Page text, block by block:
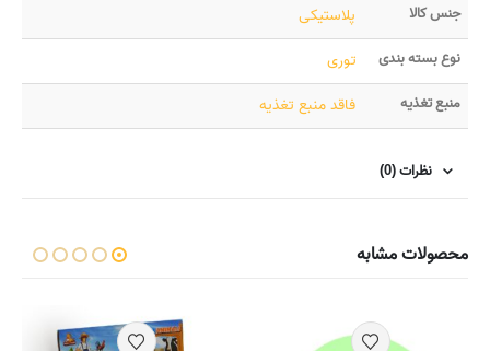
جنس کالا پلاستیکی
نوع بسته بندی توری
منبع تغذیه فاقد منبع تغذیه
نظرات (0)
محصولات مشابه